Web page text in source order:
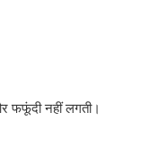
फफूंदी नहीं लगती।